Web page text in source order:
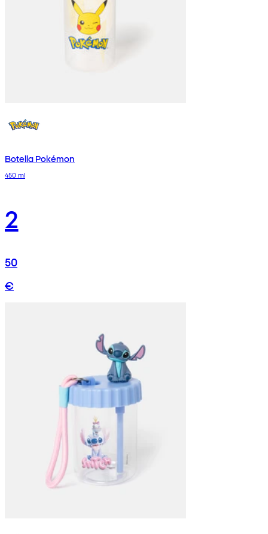
Botella Pokémon
450 ml
2
50
€